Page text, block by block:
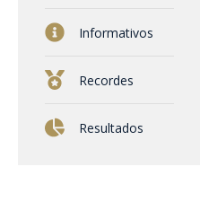
Informativos
Recordes
Resultados